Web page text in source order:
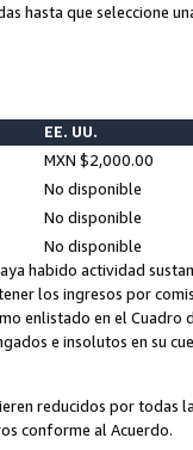
hasta que seleccione
EE. UU.
MXN $2,000.00
No disponible
No disponible
No disponible
habido actividad
los ingresos por
enlistado en el
e insolutos en su
reducidos por todas
conforme al Acuerdo.